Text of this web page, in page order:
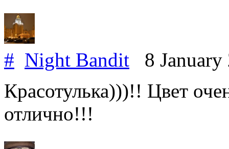
# Night Bandit 8
Красотулька)))!! Цвет
отлично!!!